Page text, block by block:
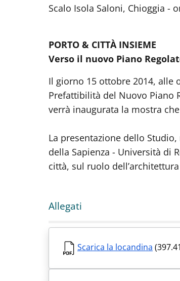
Scalo Isola Saloni, Chioggia -
PORTO & CITTÀ INSIEME
Verso il nuovo Piano
Il giorno 15 ottobre 2014, alle
Prefattibilità del Nuovo Piano
verrà inaugurata la mostra
La presentazione dello
della Sapienza - Università di
città, sul ruolo
Allegati
Scarica la locandina